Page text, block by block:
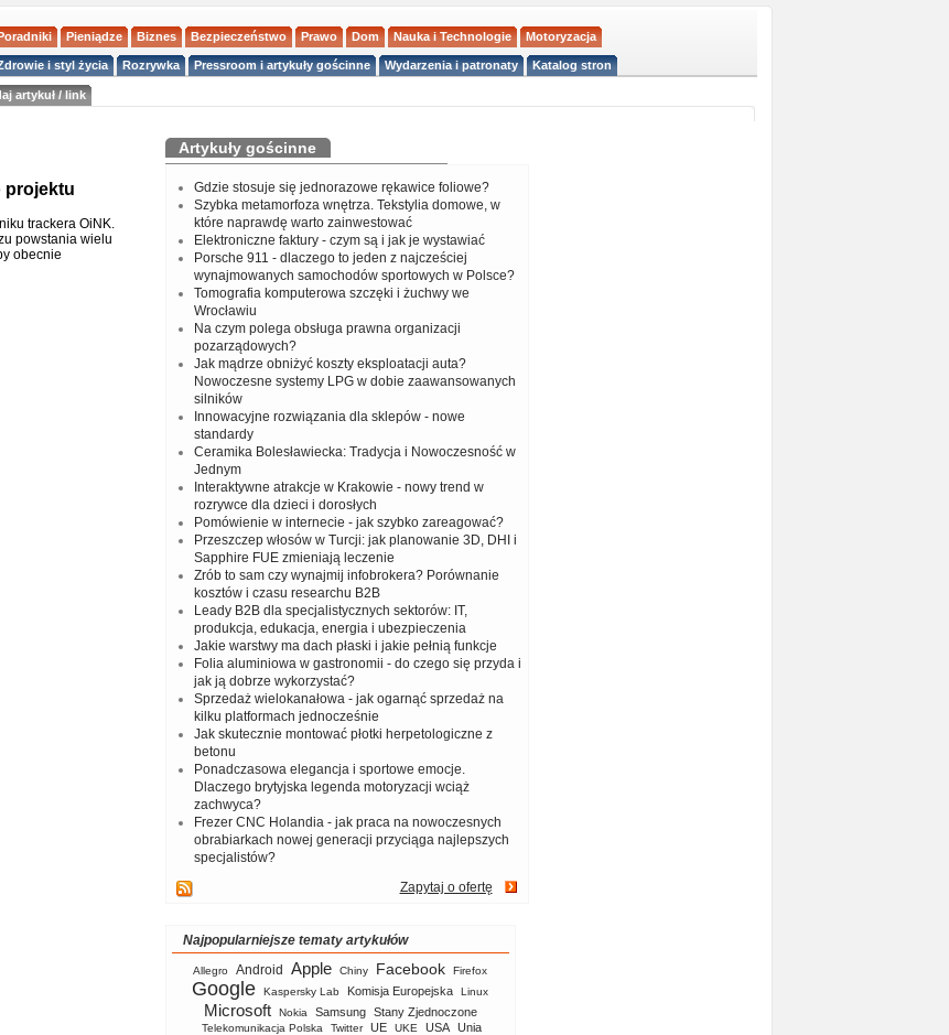
Pieniądze Biznes Bezpieczeństwo Prawo Dom Nauka i Technologie Motoryzacja
i styl życia Rozrywka Pressroom i artykuły gościnne Wydarzenia i patronaty Katalog stron
artykuł / link
projektu
trackera OiNK.
powstania wielu
obecnie
Artykuły gościnne
Gdzie stosuje się jednorazowe rękawice foliowe?
Szybka metamorfoza wnętrza. Tekstylia domowe, w
które naprawdę warto zainwestować
Elektroniczne faktury - czym są i jak je wystawiać
Porsche 911 - dlaczego to jeden z najcześciej
wynajmowanych samochodów sportowych w Polsce?
Tomografia komputerowa szczęki i żuchwy we
Wrocławiu
Na czym polega obsługa prawna organizacji
pozarządowych?
Jak mądrze obniżyć koszty eksploatacji auta?
Nowoczesne systemy LPG w dobie zaawansowanych
silników
Innowacyjne rozwiązania dla sklepów - nowe
standardy
Ceramika Bolesławiecka: Tradycja i Nowoczesność w
Jednym
Interaktywne atrakcje w Krakowie - nowy trend w
rozrywce dla dzieci i dorosłych
Pomówienie w internecie - jak szybko zareagować?
Przeszczep włosów w Turcji: jak planowanie 3D, DHI i
Sapphire FUE zmieniają leczenie
Zrób to sam czy wynajmij infobrokera? Porównanie
kosztów i czasu researchu B2B
Leady B2B dla specjalistycznych sektorów: IT,
produkcja, edukacja, energia i ubezpieczenia
Jakie warstwy ma dach płaski i jakie pełnią funkcje
Folia aluminiowa w gastronomii - do czego się przyda i
jak ją dobrze wykorzystać?
Sprzedaż wielokanałowa - jak ogarnąć sprzedaż na
kilku platformach jednocześnie
Jak skutecznie montować płotki herpetologiczne z
betonu
Ponadczasowa elegancja i sportowe emocje.
Dlaczego brytyjska legenda motoryzacji wciąż
zachwyca?
Frezer CNC Holandia - jak praca na nowoczesnych
obrabiarkach nowej generacji przyciąga najlepszych
specjalistów?
Zapytaj o ofertę
Najpopularniejsze tematy artykułów
Allegro Android Apple Chiny Facebook Firefox
Google Kaspersky Lab Komisja Europejska Linux
Microsoft Nokia Samsung Stany Zjednoczone
Telekomunikacja Polska Twitter UE UKE USA
Unia